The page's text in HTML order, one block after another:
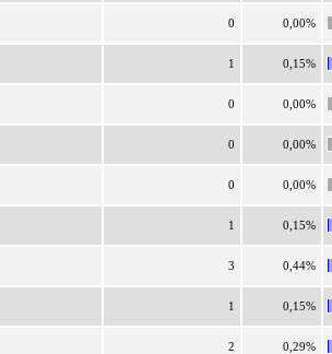
0 0,00%
1 0,15%
0 0,00%
0 0,00%
0 0,00%
1 0,15%
3 0,44%
1 0,15%
2 0,29%